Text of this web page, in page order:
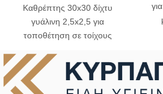
Καθρέπτης 30x30 δίχτυ
γυάλινη 2,5x2,5 για
τοποθέτηση σε τοίχους
δύσκολες επιφάνειες